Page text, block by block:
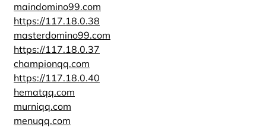
maindomino99.com
https://117.18.0.38
masterdomino99.com
https://117.18.0.37
championqq.com
https://117.18.0.40
hematqq.com
murniqq.com
menuqq.com